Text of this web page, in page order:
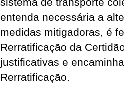
entenda necessária a
medidas mitigadoras, é
Rerratificação da
justificativas e
Rerratificação.